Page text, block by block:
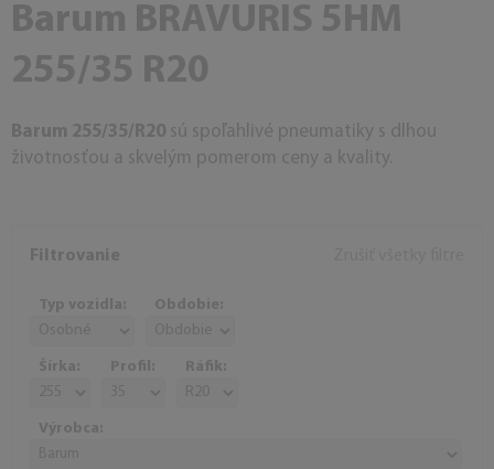
Barum BRAVURIS 5HM
255/35 R20
Barum 255/35/R20 sú spoľahlivé pneumatiky s dlhou
životnosťou a skvelým pomerom ceny a kvality.
Filtrovanie
Typ vozidla: Obdobie:
Šírka: Profil: Ráfik:
Výrobca: